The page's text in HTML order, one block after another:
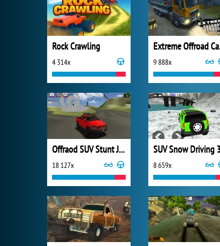
Rock Crawling
4 314x 9 888x
Offraod SUV Stunt Jeep Driving 4x4
18 127x
SUV Snow Driving
8 659x